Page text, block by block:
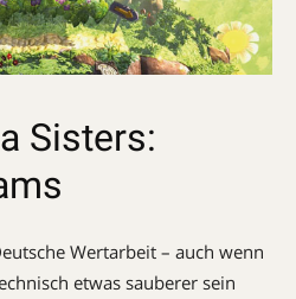
Sisters:
Wertarbeit – auch wenn
etwas sauberer sein